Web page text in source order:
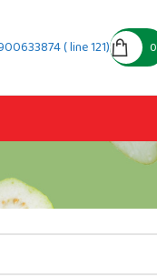
( line 121)